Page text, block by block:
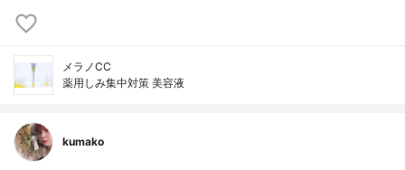
メラノCC
薬用しみ集中対策 美容液
kumako